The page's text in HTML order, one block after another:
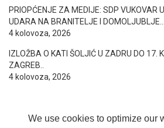
We use cookies to optimize our
PRIOPĆENJE ZA MEDIJE: SDP VUKOVAR
UDARA NA BRANITELJE I DOMOLJUBLJE….
4 kolovoza, 2026
IZLOŽBA O KATI ŠOLJIĆ U ZADRU DO 17.
ZAGREB..
4 kolovoza, 2026